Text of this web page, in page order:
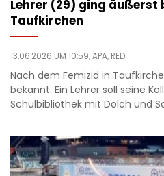
Lehrer (29) ging äußerst
Taufkirchen
13.06.2026 UM 10:59,APA, RED
Nach dem Femizid in
bekannt: Ein Lehrer soll seine
Schulbibliothek mit Dolch und